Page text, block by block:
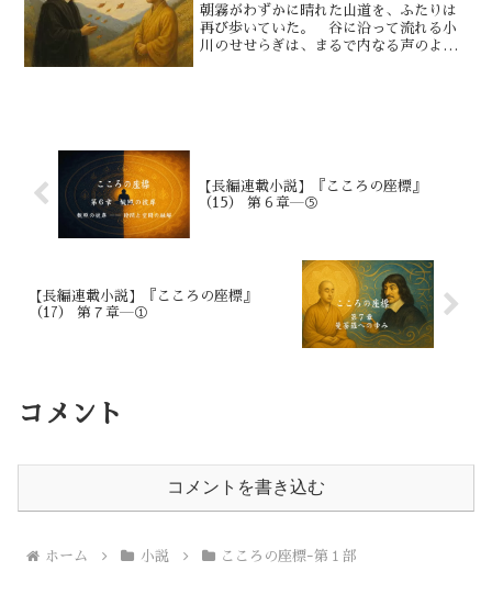
だが今、世界は再び「形」を取り戻しは
じめている。
朝霧がわずかに晴れた山道を、ふたりは
再び歩いていた。 谷に沿って流れる小
川のせせらぎは、まるで内なる声のよう
え、手が消え、最後には存在そのものが
霧に溶けた……。だが、不思議と恐ろし
【長編連載小説】『こころの座標』
（15） 第６章―⑤
【長編連載小説】『こころの座標』
（17） 第７章―①
コメント
コメントを書き込む
ホーム 小説 こころの座標ｰ第１部